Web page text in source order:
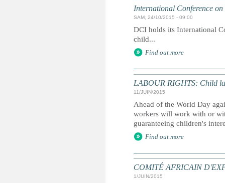
International Conference
SAM, 24/10/2015 - 09:00
DCI holds its International
child...
Find out more
LABOUR RIGHTS: Child
11/JUIN/2015
Ahead of the World Day
workers will work with or
guaranteeing children's
Find out more
COMITÉ AFRICAIN
1/JUIN/2015